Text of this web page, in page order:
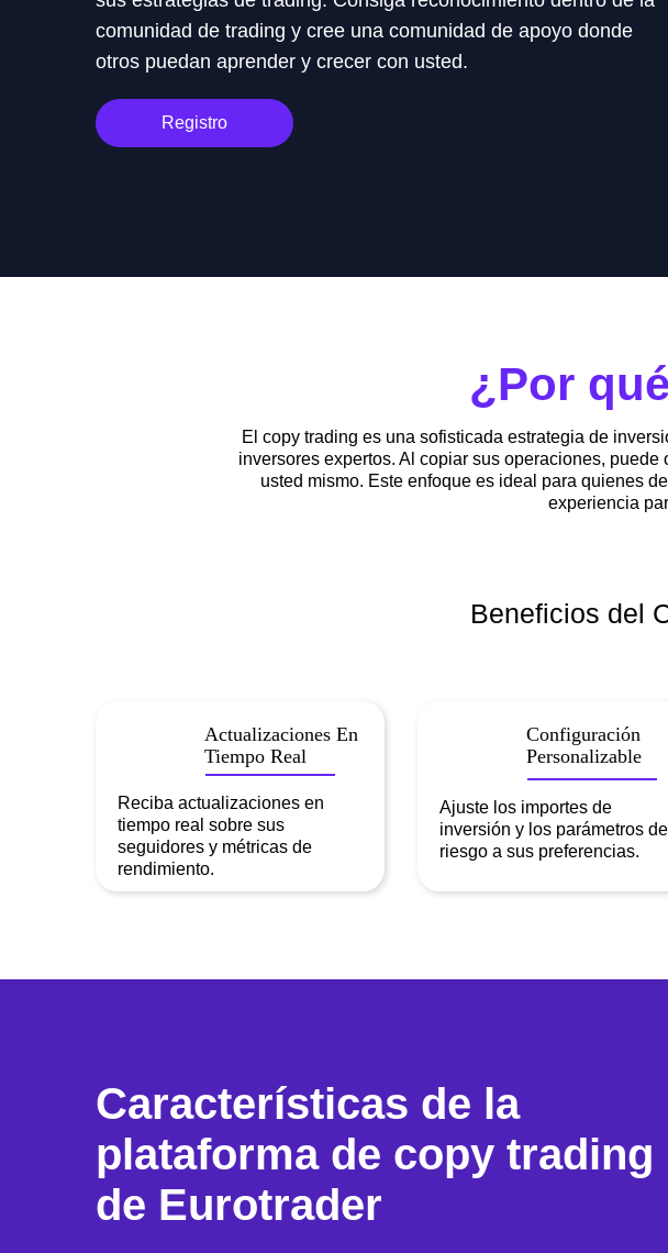
comunidad de trading y cree una comunidad de apoyo donde
otros puedan aprender y crecer con usted.
Registro
¿Por
El copy trading es una sofisticada estrategia de
inversores expertos. Al copiar sus operaciones,
usted mismo. Este enfoque es ideal para quienes
experiencia
Beneficios del
Actualizaciones En
Tiempo Real
Reciba actualizaciones en
tiempo real sobre sus
seguidores y métricas de
rendimiento.
Configuración
Personalizable
Ajuste los importes de
inversión y los parámetros de
riesgo a sus preferencias.
Características de la
plataforma de copy trading
de Eurotrader